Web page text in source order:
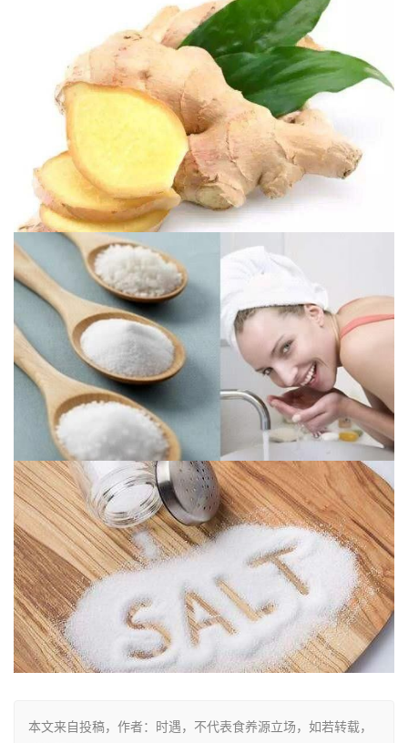
本文来自投稿，作者：时遇，不代表食养源立场，如若转载，